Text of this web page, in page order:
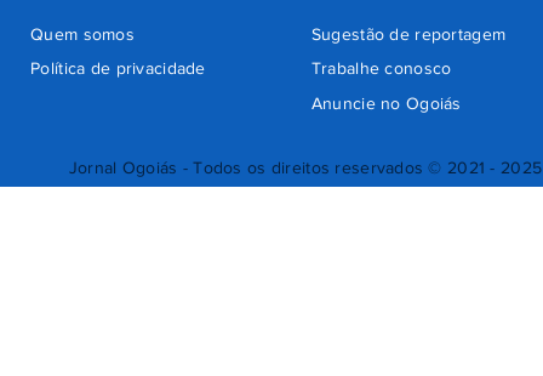
Jornal Ogoiás - Todos os direitos reservados © 2021 - 2025
Quem somos
Sugestão de reportagem
Trabalhe conosco
Política de privacidade
Anuncie no Ogoiás